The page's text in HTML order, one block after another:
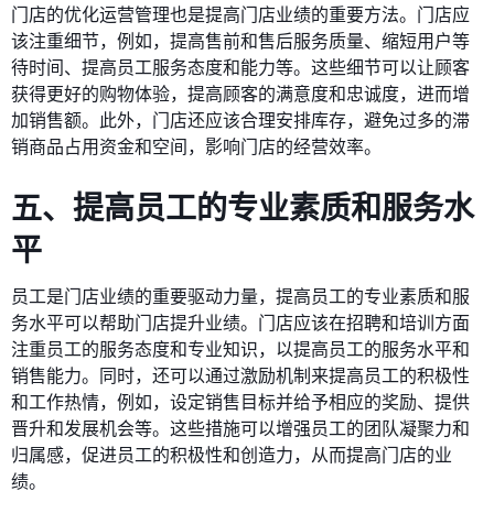
门店的优化运营管理也是提高门店业绩的重要方法。门店应
该注重细节，例如，提高售前和售后服务质量、缩短用户等
待时间、提高员工服务态度和能力等。这些细节可以让顾客
获得更好的购物体验，提高顾客的满意度和忠诚度，进而增
加销售额。此外，门店还应该合理安排库存，避免过多的滞
销商品占用资金和空间，影响门店的经营效率。
五、提高员工的专业素质和服务水
平
员工是门店业绩的重要驱动力量，提高员工的专业素质和服
务水平可以帮助门店提升业绩。门店应该在招聘和培训方面
注重员工的服务态度和专业知识，以提高员工的服务水平和
销售能力。同时，还可以通过激励机制来提高员工的积极性
和工作热情，例如，设定销售目标并给予相应的奖励、提供
晋升和发展机会等。这些措施可以增强员工的团队凝聚力和
归属感，促进员工的积极性和创造力，从而提高门店的业
绩。